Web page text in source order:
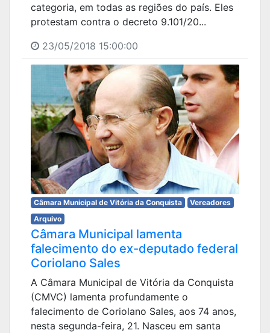
categoria, em todas as regiões do país. Eles
protestam contra o decreto 9.101/20...
23/05/2018 15:00:00
Câmara Municipal de Vitória da Conquista
Vereadores
Arquivo
Câmara Municipal lamenta
falecimento do ex-deputado federal
Coriolano Sales
A Câmara Municipal de Vitória da Conquista
(CMVC) lamenta profundamente o
falecimento de Coriolano Sales, aos 74 anos,
nesta segunda-feira, 21. Nasceu em santa